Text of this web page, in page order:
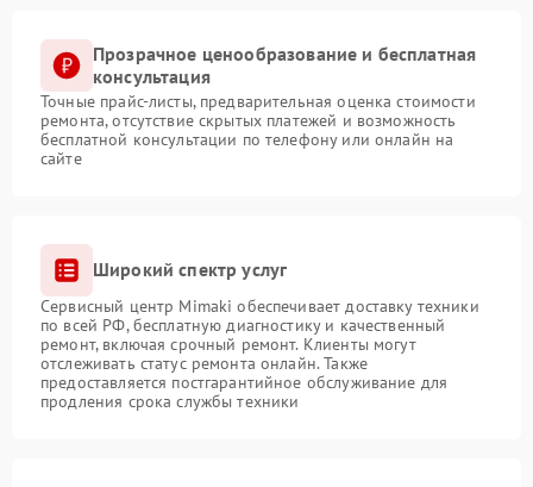
Прозрачное ценообразование и бесплатная
консультация
Точные прайс-листы, предварительная оценка стоимости
ремонта, отсутствие скрытых платежей и возможность
бесплатной консультации по телефону или онлайн на
сайте
Широкий спектр услуг
Сервисный центр Mimaki обеспечивает доставку техники
по всей РФ, бесплатную диагностику и качественный
ремонт, включая срочный ремонт. Клиенты могут
отслеживать статус ремонта онлайн. Также
предоставляется постгарантийное обслуживание для
продления срока службы техники